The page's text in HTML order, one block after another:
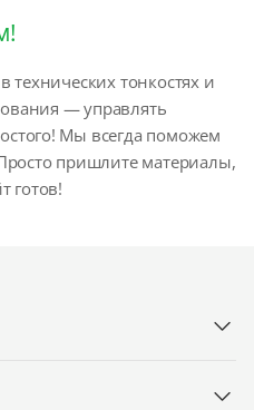
технических тонкостях и
— управлять
Мы всегда поможем
пришлите материалы,
готов!